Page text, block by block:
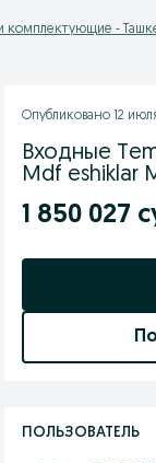
комплектующие -
Опубликовано 12
Входные
Mdf eshiklar
1 850 027
ПОЛЬЗОВАТЕЛЬ